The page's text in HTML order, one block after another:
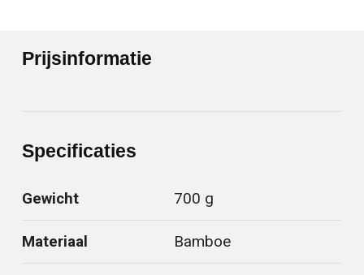
Prijsinformatie
Specificaties
Gewicht 700 g
Materiaal Bamboe